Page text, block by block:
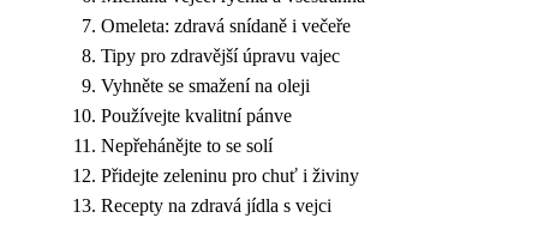
Omeleta: zdravá snídaně i večeře
Tipy pro zdravější úpravu vajec
Vyhněte se smažení na oleji
Používejte kvalitní pánve
Nepřehánějte to se solí
Přidejte zeleninu pro chuť i živiny
Recepty na zdravá jídla s vejci